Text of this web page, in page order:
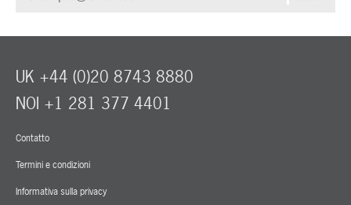
Contatto
Termini e condizioni
Informativa sulla privacy
UK +44 (0)20 8743 8880
NOI +1 281 377 4401